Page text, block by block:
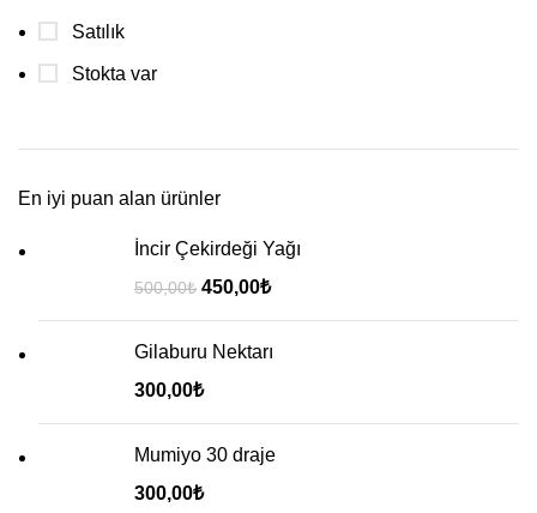
Satılık
Stokta var
En iyi puan alan ürünler
İncir Çekirdeği Yağı
500,00₺ 450,00₺
Gilaburu Nektarı
300,00₺
Mumiyo 30 draje
300,00₺